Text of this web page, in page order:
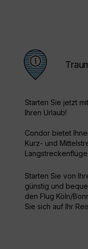
Starten Sie jetzt
Ihren Urlaub!
Condor bietet
Kurz- und
Langstreckenflüge.
Starten Sie von
günstig und
den Flug Köln/
Sie sich auf Ihr